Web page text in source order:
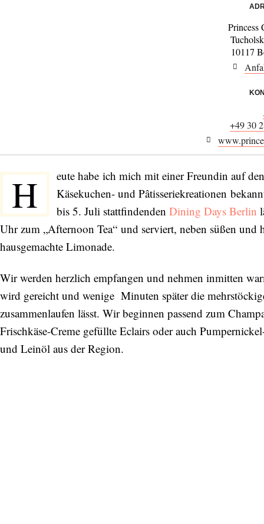
Princess
10117
+49 30
H
eute habe ich mich mit einer Freundin auf
Käsekuchen- und Pâtisseriekreationen
bis 5. Juli stattfindenden Dining Days Berlin
Uhr zum „Afternoon Tea“ und serviert, neben süßen und
hausgemachte Limonade.
Wir werden herzlich empfangen und nehmen inmitten
wird gereicht und wenige Minuten später die
zusammenlaufen lässt. Wir beginnen passend zum
Frischkäse-Creme gefüllte Eclairs oder auch
und Leinöl aus der Region.